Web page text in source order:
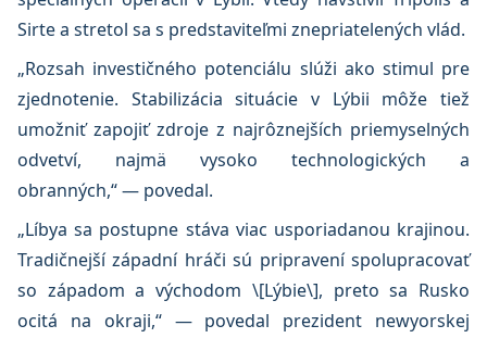
Sirte a stretol sa s predstaviteľmi znepriatelených vlád.
„Rozsah investičného potenciálu slúži ako stimul pre
zjednotenie. Stabilizácia situácie v Lýbii môže tiež
umožniť zapojiť zdroje z najrôznejších priemyselných
odvetví, najmä vysoko technologických a
obranných,“ — povedal.
„Líbya sa postupne stáva viac usporiadanou krajinou.
Tradičnejší západní hráči sú pripravení spolupracovať
so západom a východom \[Lýbie\], preto sa Rusko
ocitá na okraji,“ — povedal prezident newyorskej